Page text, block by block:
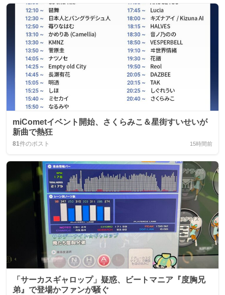
miCometイベント開始、さくらみこ＆星街すいせいが
新曲で熱狂
81件のポスト 15時間前
「サーカスギャロップ」疑惑、ビートマニア『度胸兄
弟』で登場かファンが騒ぐ